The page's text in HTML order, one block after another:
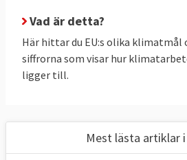
Utsläppsminskningar
utsläppsrätter (ETS) är
EU, här finns inga nationella
LULUCF-målet. Sverige har
halvera sina nationella
Vad är detta?
Här hittar du EU:s olika klimatmål
siffrorna som visar hur
ligger till.
Mest lästa artiklar